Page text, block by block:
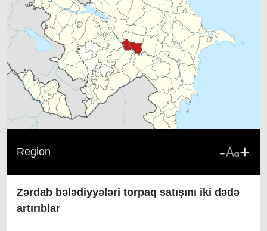
Region - +
Zərdab bələdiyyələri torpaq satışını iki dədə
artırıblar